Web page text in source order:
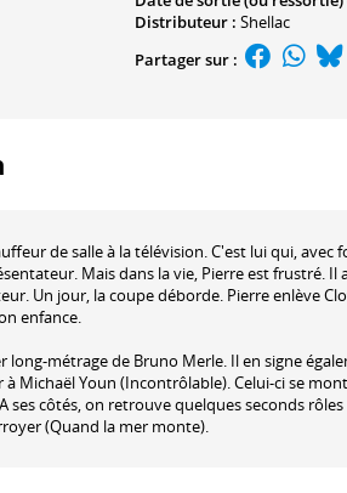
Distributeur : Shellac
Partager sur :
de salle à la télévision. C'est lui qui,
Mais dans la vie, Pierre est frustré.
Un jour, la coupe déborde. Pierre enlève
enfance.
long-métrage de Bruno Merle. Il en signe
Michaël Youn (Incontrôlable). Celui-ci se
ses côtés, on retrouve quelques seconds
(Quand la mer monte).